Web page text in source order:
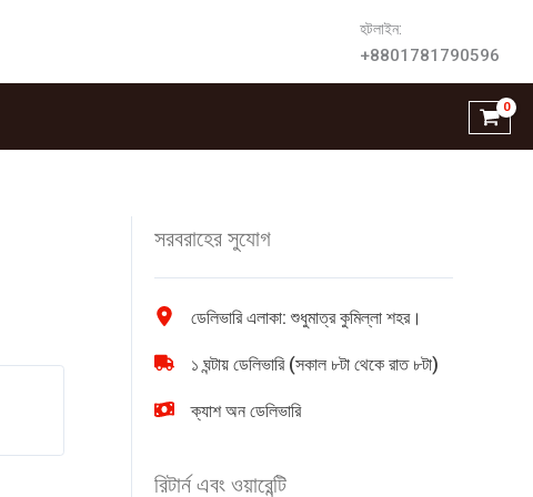
হটলাইন:
+8801781790596
সরবরাহের সুযোগ
ডেলিভারি এলাকা: শুধুমাত্র কুমিল্লা শহর।
১ ঘন্টায় ডেলিভারি (সকাল ৮টা থেকে রাত ৮টা)
ক্যাশ অন ডেলিভারি
রিটার্ন এবং ওয়ারেন্টি